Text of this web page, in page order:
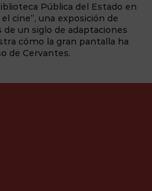
¿Preparado para el cambio? La
llega a Benidorm Palace La
Palace, enclavada en la
Blanca, vuelve a reinventarse
redefinir la forma en la que se